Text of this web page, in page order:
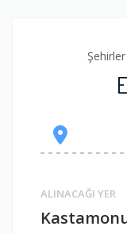
Şehirler
ALINACAĞI YER